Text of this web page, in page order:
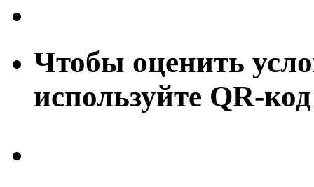
Чтобы оценить
используйте QR-код